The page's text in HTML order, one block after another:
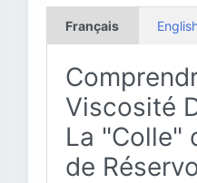
Français
Viscosité
La "Colle"
de